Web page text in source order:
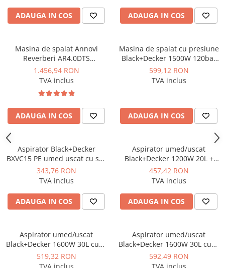
Termostate aplicatii industriale
industriale
Echipamente pentru tratarea si
pomparea apei
Pompe submersibile
Pompe pentru piscine
Motopompe
Hidrofoare
Vase de expansiune pentru
Rezervoare apa si accesorii stocare
dedurizare apa
Contoare de apa - Apometre
Camine apometru
ADAUGA IN COS ADAUGA IN COS
Masina de spalat Annovi
Reverberi AR4.0DTS
profesionala cu 2 motoare
2500W 150bar 810l/h
1.456,94 RON
TVA inclus
ADAUGA IN COS
Masina de spalat cu presiune
Black+Decker 1500W 120bar
390l/h - BXPW1500E
599,12 RON
TVA inclus
ADAUGA IN COS
Aspirator Black+Decker
BXVC15 PE umed uscat cu sac
1200W 15L
343,76 RON
TVA inclus
ADAUGA IN COS
Aspirator umed/uscat
Black+Decker 1200W 20L +
priza - BXVC20 PTE
457,42 RON
TVA inclus
ADAUGA IN COS
Aspirator umed/uscat
Black+Decker 1600W 30L cuva
inox - BXVC30XDE
519,32 RON
TVA inclus
Aspirator umed/uscat
Black+Decker 1600W 30L cuva
inox + priza - BXVC30 XTDE
592,49 RON
TVA inclus